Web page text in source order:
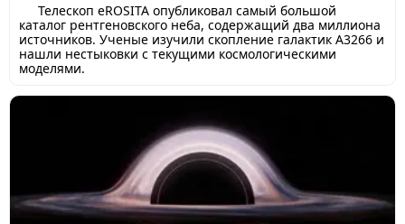
Телескоп eROSITA опубликовал самый большой
каталог рентгеновского неба, содержащий два миллиона
источников. Ученые изучили скопление галактик A3266 и
нашли нестыковки с текущими космологическими
моделями.